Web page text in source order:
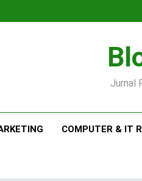
Jurnal
COMPUTER & IT